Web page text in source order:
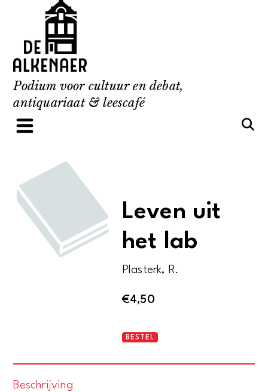
content
Podium voor cultuur en debat,
antiquariaat & leescafé
Leven uit
het lab
Plasterk, R.
€4,50
Leven
BESTEL
Beschrijving